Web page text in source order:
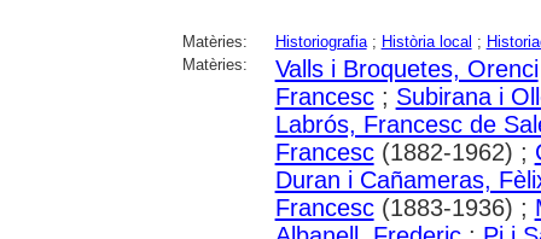
Matèries: Historiografia; Història local ;
Matèries:
Valls i Broquetes, Orenci
Francesc; Subirana i
Labrós, Francesc de
Francesc(1882-1962) ;
Duran i Cañameras,
Francesc(1883-1936) ;